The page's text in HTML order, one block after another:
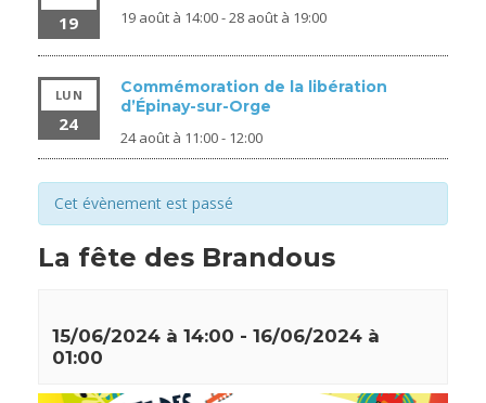
19
19 août à 14:00-28 août à 19:00
LUN
24
Commémoration de la libération
d’Épinay-sur-Orge
24 août à 11:00- 12:00
Cet évènement est passé
La fête des Brandous
15/06/2024 à 14:00 - 16/06/2024 à
01:00